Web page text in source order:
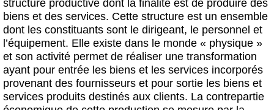
structure productive dont la finalité est de produire des
biens et des services. Cette structure est un ensemble
dont les constituants sont le dirigeant, le personnel et
l’équipement. Elle existe dans le monde « physique »
et son activité permet de réaliser une transformation
ayant pour entrée les biens et les services incorporés
provenant des fournisseurs et pour sortie les biens et
services produits destinés aux clients. La contrepartie